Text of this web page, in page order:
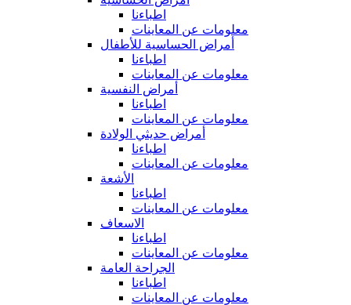
اطباءنا
معلومات عن المعاينات
أمراض الحساسية للأطفال
اطباءنا
معلومات عن المعاينات
أمراض النفسية
اطباءنا
معلومات عن المعاينات
أمراض حديثي الولادة
اطباءنا
معلومات عن المعاينات
الأشعة
اطباءنا
معلومات عن المعاينات
الاسعاف
اطباءنا
معلومات عن المعاينات
الجراحة العامة
اطباءنا
معلومات عن المعاينات